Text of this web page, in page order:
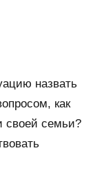
назвать
как
своей семьи?